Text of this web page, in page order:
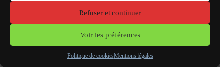
Refuser et continuer
Voir les préférences
Politique de cookiesMentions légales
Lorient Porto Lisbonne Valencia
Mentionslégales